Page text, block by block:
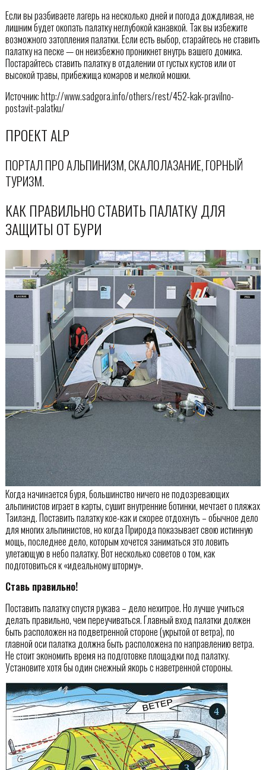
Если вы разбиваете лагерь на несколько дней и погода дождливая, не
лишним будет окопать палатку неглубокой канавкой. Так вы избежите
возможного затопления палатки. Если есть выбор, старайтесь не ставить
палатку на песке — он неизбежно проникнет внутрь вашего домика.
Постарайтесь ставить палатку в отдалении от густых кустов или от
высокой травы, прибежища комаров и мелкой мошки.
Источник: http://www.sadgora.info/others/rest/452-kak-pravilno-
postavit-palatku/
ПРОЕКТ ALP
ПОРТАЛ ПРО АЛЬПИНИЗМ, СКАЛОЛАЗАНИЕ, ГОРНЫЙ
ТУРИЗМ.
КАК ПРАВИЛЬНО СТАВИТЬ ПАЛАТКУ ДЛЯ
ЗАЩИТЫ ОТ БУРИ
Когда начинается буря, большинство ничего не подозревающих
альпинистов играет в карты, сушит внутренние ботинки, мечтает о пляжах
Таиланд. Поставить палатку кое-как и скорее отдохнуть – обычное дело
для многих альпинистов, но когда Природа показывает свою истинную
мощь, последнее дело, которым хочется заниматься это ловить
улетающую в небо палатку. Вот несколько советов о том, как
подготовиться к «идеальному шторму».
Ставь правильно!
Поставить палатку спустя рукава – дело нехитрое. Но лучше учиться
делать правильно, чем переучиваться. Главный вход палатки должен
быть расположен на подветренной стороне (укрытой от ветра), по
главной оси палатка должна быть расположена по направлению ветра.
Не стоит экономить время на подготовке площадки под палатку.
Установите хотя бы один снежный якорь с наветренной стороны.